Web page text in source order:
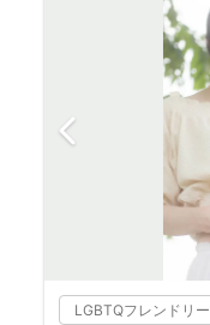
LGBTQフレンドリー